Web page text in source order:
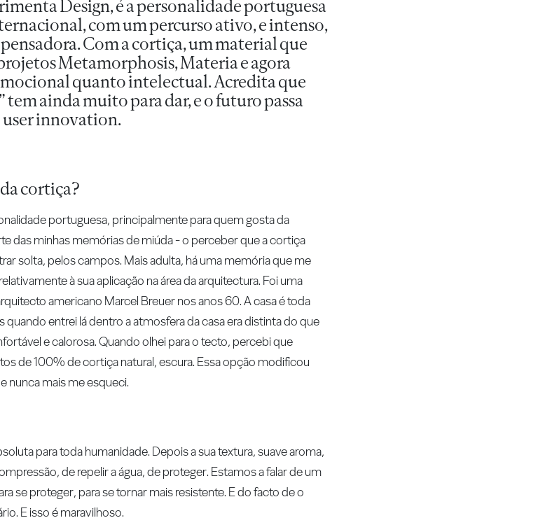
Design, é a personalidade portuguesa
com um percurso ativo, e intenso,
Com a cortiça, um material que
Metamorphosis, Materia e agora
quanto intelectual. Acredita que
ainda muito para dar, e o futuro passa
user innovation.
cortiça?
portuguesa, principalmente para quem gosta da
das minhas memórias de miúda - o perceber que a cortiça
solta, pelos campos. Mais adulta, há uma memória que me
à sua aplicação na área da arquitectura. Foi uma
americano Marcel Breuer nos anos 60. A casa é toda
entrei lá dentro a atmosfera da casa era distinta do que
e calorosa. Quando olhei para o tecto, percebi que
de 100% de cortiça natural, escura. Essa opção modificou
nunca mais me esqueci.
para toda humanidade. Depois a sua textura, suave aroma,
de repelir a água, de proteger. Estamos a falar de um
se proteger, para se tornar mais resistente. E do facto de o
E isso é maravilhoso.